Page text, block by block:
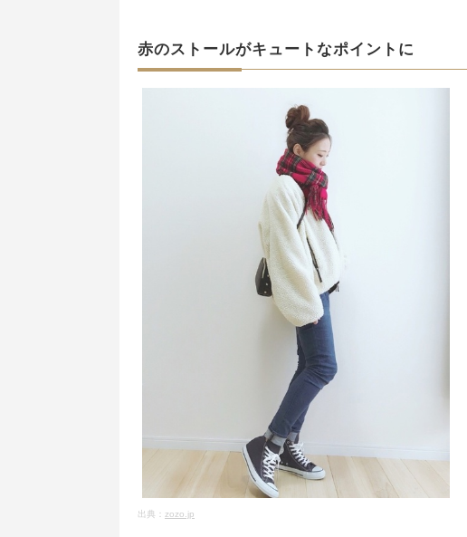
赤のストールがキュートなポイントに
出典： zozo.jp